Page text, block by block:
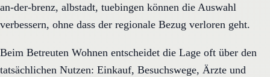
an-der-brenz, albstadt, tuebingen können die Auswahl
verbessern, ohne dass der regionale Bezug verloren geht.
Beim Betreuten Wohnen entscheidet die Lage oft über den
tatsächlichen Nutzen: Einkauf, Besuchswege, Ärzte und